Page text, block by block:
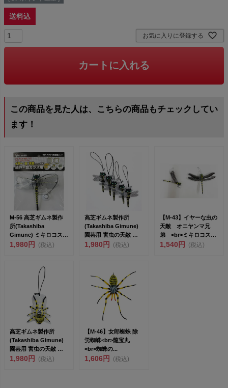
送料込
お気に入りに登録する
カートに入れる
この商品を見た人は、こちらの商品もチェックしてい
ます！
M-56 高芝ギムネ製作
所(Takashiba
Gimune) ミキロコス
イヤ～な...
1,980円 (税込)
高芝ギムネ製作所
(Takashiba Gimune)
園芸用 害虫の天敵 オ
ニヤンマ...
1,980円 (税込)
【M-43】イヤーな虫の
天敵 オニヤンマ兄
弟 <br>ミキロコス
<...
1,540円 (税込)
高芝ギムネ製作所
(Takashiba Gimune)
園芸用 害虫の天敵 除
労蜘蛛(...
1,980円 (税込)
【M-46】女郎蜘蛛 除
労蜘蛛<br>龍宝丸
<br>蜘蛛の...
1,606円 (税込)